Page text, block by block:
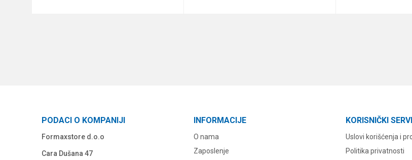
PODACI O KOMPANIJI
Formaxstore d.o.o
Cara Dušana 47
INFORMACIJE
O nama
Zaposlenje
KORISNIČKI
Uslovi korišćenja i
Politika privatnosti